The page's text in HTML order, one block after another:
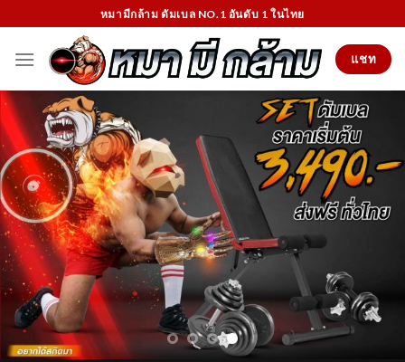
to
content
หมามีกล้าม ดัมเบล NO.1 อันดับ 1 ในไทย
แชท
อันดับ 1 ดัมเบล & อุปกรณ์สร้างกล้าม
กดเลือก หมวดหมู่สินค้าที่คุณอยากได้